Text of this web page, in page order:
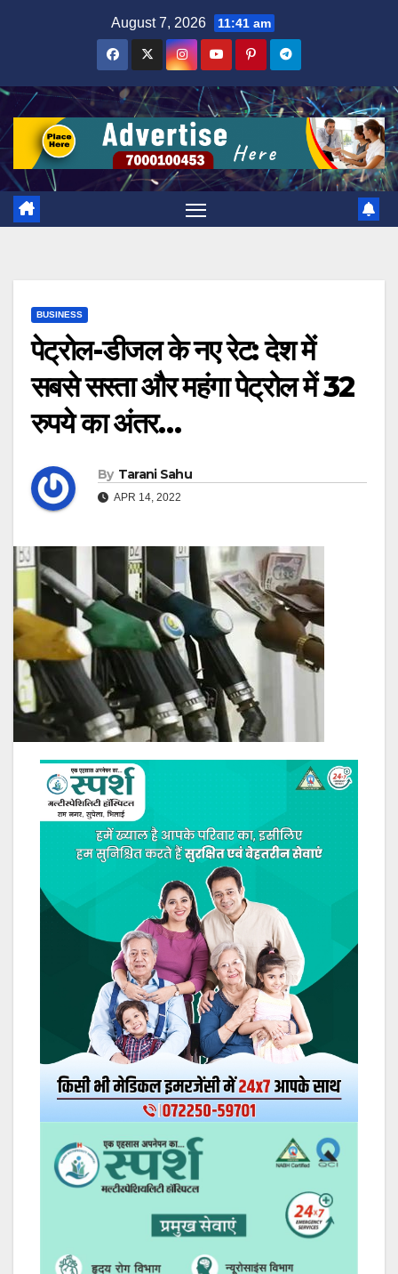
August 7, 2026 11:41 am
BUSINESS
पेट्रोल-डीजल के नए रेट: देश में
सबसे सस्ता और महंगा पेट्रोल में 32
रुपये का अंतर…
By Tarani Sahu
APR 14, 2022